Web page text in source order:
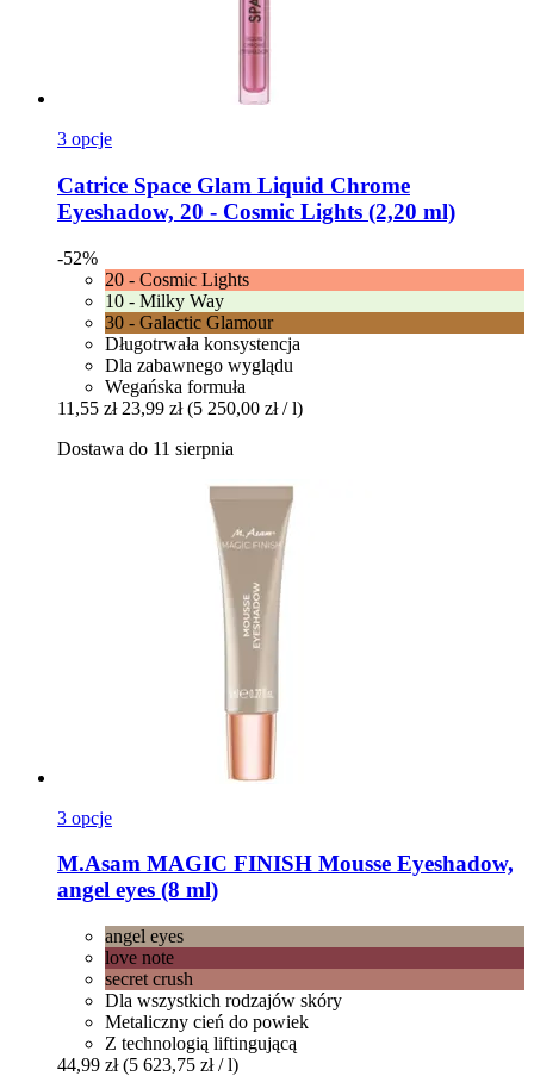
3 opcje
Catrice Space Glam Liquid Chrome
Eyeshadow, 20 -​ Cosmic Lights (2,20 ml)
-52%
20 - Cosmic Lights
10 - Milky Way
30 - Galactic Glamour
Długotrwała konsystencja
Dla zabawnego wyglądu
Wegańska formuła
11,55 zł 23,99 zł (5 250,00 zł / l)
Dostawa do 11 sierpnia
3 opcje
M.Asam MAGIC FINISH Mousse Eyeshadow,
angel eyes (8 ml)
angel eyes
love note
secret crush
Dla wszystkich rodzajów skóry
Metaliczny cień do powiek
Z technologią liftingującą
44,99 zł (5 623,75 zł / l)